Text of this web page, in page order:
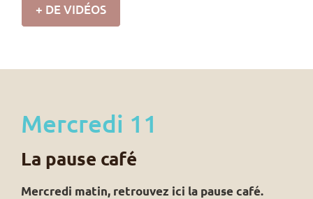
+ DE VIDÉOS
Mercredi 11
La pause café
Mercredi matin, retrouvez ici la pause café.